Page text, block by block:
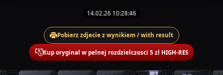
14.02.26 10:28:46
Pobierz zdjecie z wynikiem / with result
Kup oryginal w pelnej rozdzielczosci 5 zl HIGH-RES